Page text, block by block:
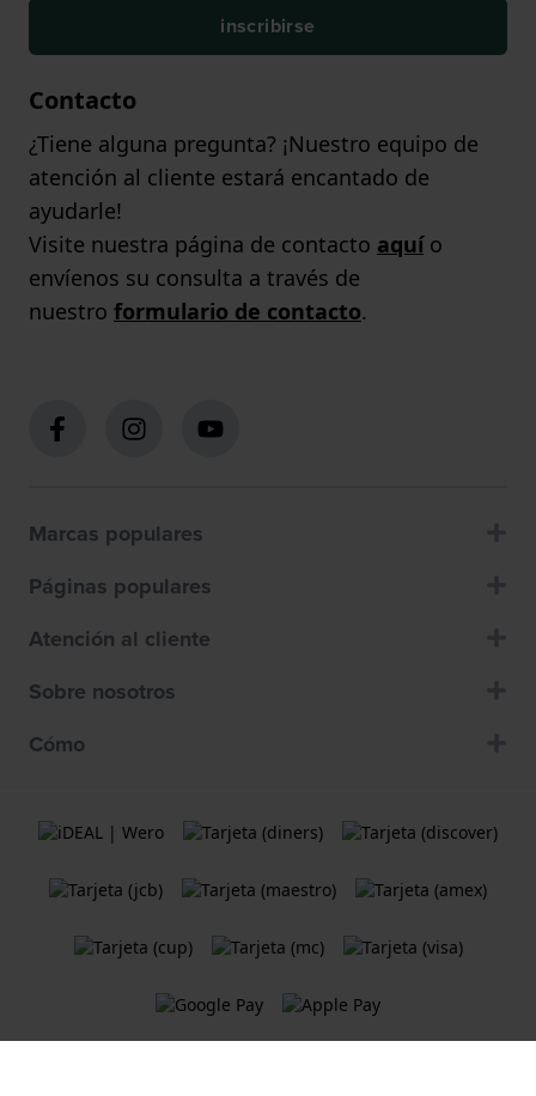
inscribirse
Contacto
¿Tiene alguna pregunta? ¡Nuestro equipo de
atención al cliente estará encantado de
ayudarle!
Visite nuestra página de contacto aquío
envíenos su consulta a través de
nuestro formulario de contacto.
Marcas populares
Páginas populares
Atención al cliente
Sobre nosotros
Cómo